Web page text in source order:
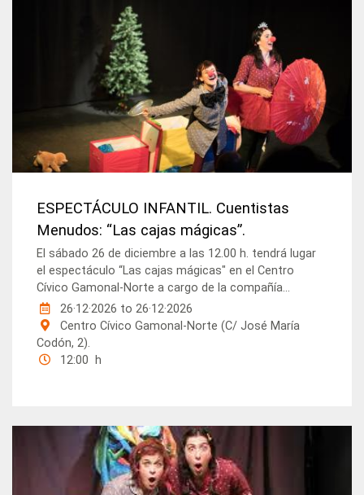
ESPECTÁCULO INFANTIL. Cuentistas
Menudos: “Las cajas mágicas”.
El sábado 26 de diciembre a las 12.00 h. tendrá lugar
el espectáculo “Las cajas mágicas" en el Centro
Cívico Gamonal-Norte a cargo de la compañía...
26·12·2026 to26·12·2026
Centro Cívico Gamonal-Norte (C/ José María
Codón, 2).
12:00 h